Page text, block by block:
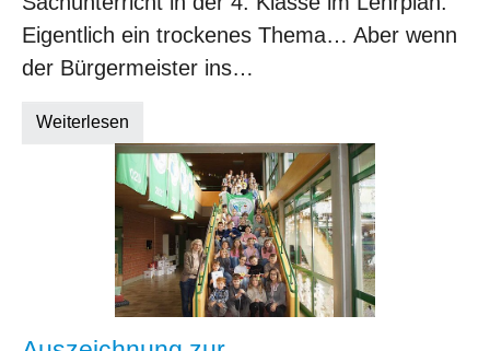
Eigentlich ein trockenes Thema… Aber wenn
der Bürgermeister ins…
Weiterlesen